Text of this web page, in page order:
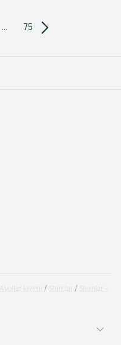
... 75
Ayollar kiyimi Shimlar
Shimlar -